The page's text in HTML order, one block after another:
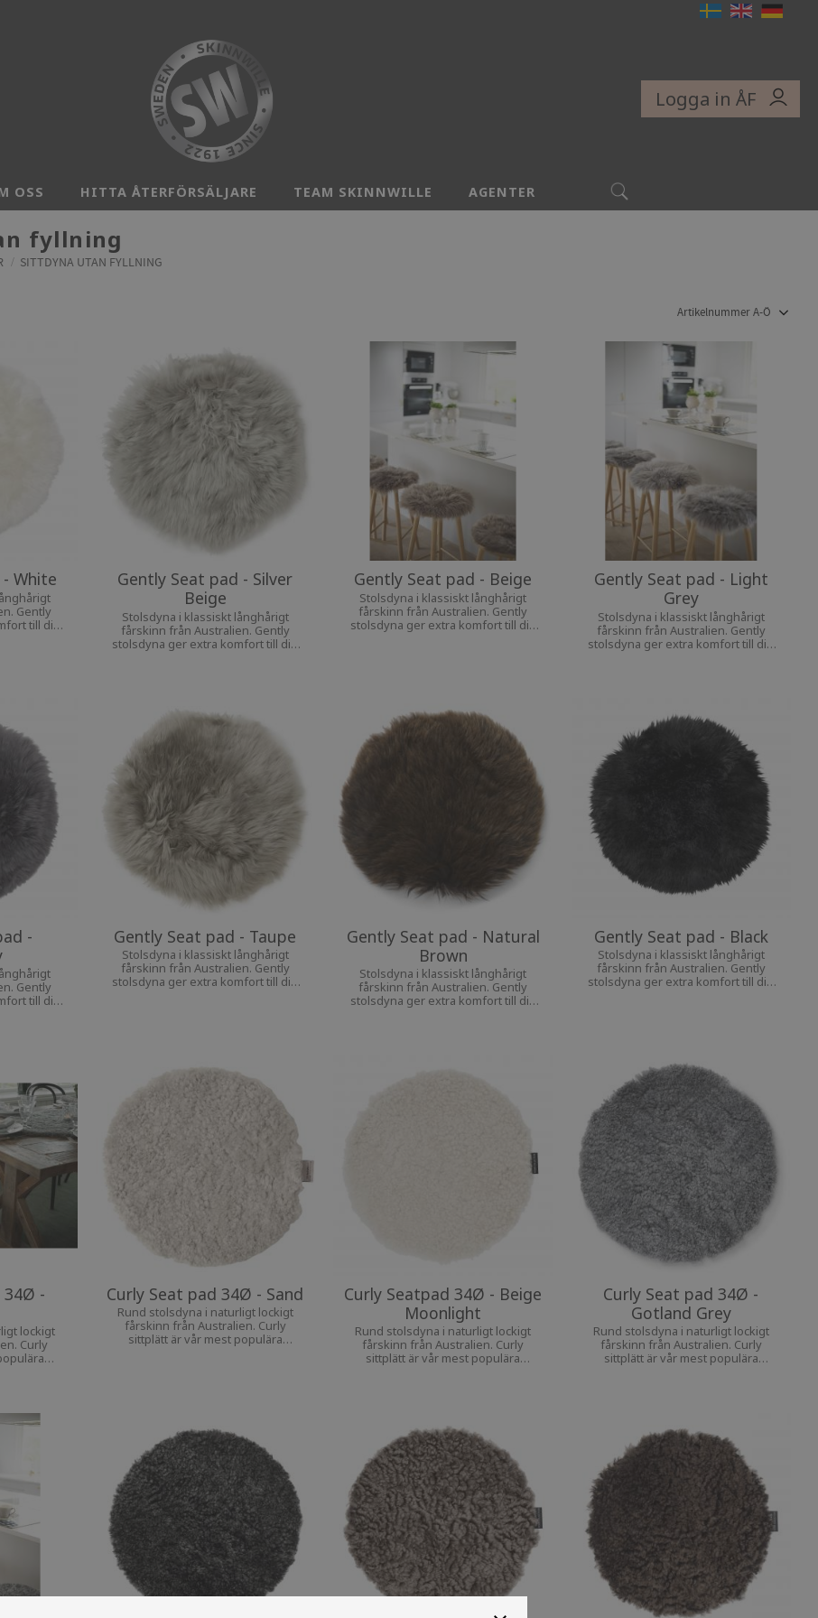
Logga in ÅF
OSS HITTA ÅTERFÖRSÄLJARE TEAM SKINNWILLE AGENTER
fyllning
SITTDYNA UTAN FYLLNING
White
Gently
till din
Gently Seat pad - Silver
Beige
Stolsdyna i klassiskt långhårigt
fårskinn från Australien. Gently
stolsdyna ger extra komfort till din
Gently Seat pad - Beige
Stolsdyna i klassiskt långhårigt
fårskinn från Australien. Gently
stolsdyna ger extra komfort till din
Gently Seat pad - Light
Grey
Stolsdyna i klassiskt långhårigt
fårskinn från Australien. Gently
stolsdyna ger extra komfort till din
-
Gently
till din
Gently Seat pad - Taupe
Stolsdyna i klassiskt långhårigt
fårskinn från Australien. Gently
stolsdyna ger extra komfort till din
Gently Seat pad - Natural
Brown
Stolsdyna i klassiskt långhårigt
fårskinn från Australien. Gently
stolsdyna ger extra komfort till din
Gently Seat pad - Black
Stolsdyna i klassiskt långhårigt
fårskinn från Australien. Gently
stolsdyna ger extra komfort till din
34Ø -
lockigt
Curly
Curly Seat pad 34Ø - Sand
Rund stolsdyna i naturligt lockigt
fårskinn från Australien. Curly
sittplätt är vår mest populära
Curly Seatpad 34Ø - Beige
Moonlight
Rund stolsdyna i naturligt lockigt
fårskinn från Australien. Curly
sittplätt är vår mest populära
Curly Seat pad 34Ø -
Gotland Grey
Rund stolsdyna i naturligt lockigt
fårskinn från Australien. Curly
sittplätt är vår mest populära